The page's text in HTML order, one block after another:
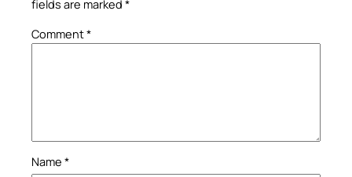
fields are marked *
Comment*
Name *